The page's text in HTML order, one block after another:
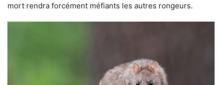
mort rendra forcément méfiants les autres rongeurs.